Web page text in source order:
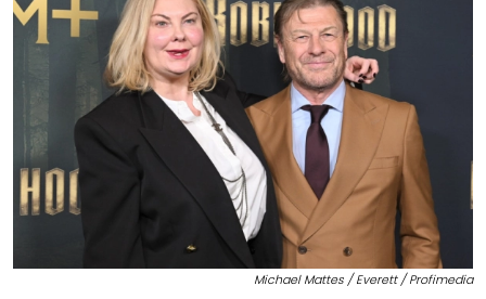
Michael Mattes / Everett / Profimedia